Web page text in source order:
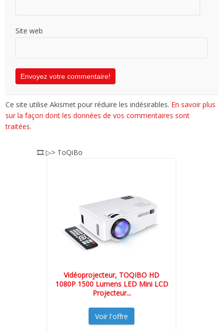
Site web
Ce site utilise Akismet pour réduire les indésirables. En savoir plus
sur la façon dont les données de vos commentaires sont
traitées.
🎞️ ▷> ToQiBo
Vidéoprojecteur, TOQIBO HD
1080P 1500 Lumens LED Mini LCD
Projecteur...
Voir l'offre